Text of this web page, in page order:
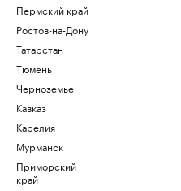
Пермский край
Ростов-на-Дону
Татарстан
Тюмень
Черноземье
Кавказ
Карелия
Мурманск
Приморский
край